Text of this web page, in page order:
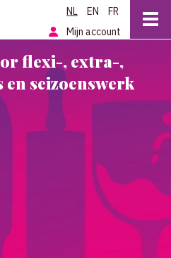
NL EN
FR
Mijn account
flexi-, extra-,
seizoenswerk